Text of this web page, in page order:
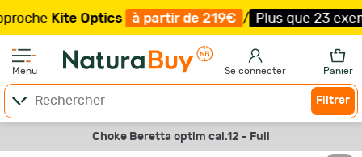
Kite Optics à partir de 219€ / Plus que 23
Menu Se connecter Panier
Filtrer
Choke Beretta optim cal.12 - Full